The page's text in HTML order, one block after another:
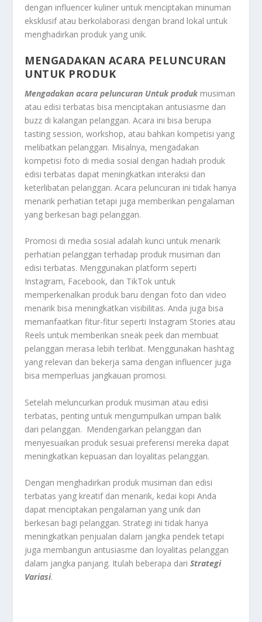
dengan influencer kuliner untuk menciptakan minuman
eksklusif atau berkolaborasi dengan brand lokal untuk
menghadirkan produk yang unik.
MENGADAKAN ACARA PELUNCURAN
UNTUK PRODUK
Mengadakan acara peluncuran Untuk produkmusiman
atau edisi terbatas bisa menciptakan antusiasme dan
buzz di kalangan pelanggan. Acara ini bisa berupa
tasting session, workshop, atau bahkan kompetisi yang
melibatkan pelanggan. Misalnya, mengadakan
kompetisi foto di media sosial dengan hadiah produk
edisi terbatas dapat meningkatkan interaksi dan
keterlibatan pelanggan. Acara peluncuran ini tidak hanya
menarik perhatian tetapi juga memberikan pengalaman
yang berkesan bagi pelanggan.
Promosi di media sosial adalah kunci untuk menarik
perhatian pelanggan terhadap produk musiman dan
edisi terbatas. Menggunakan platform seperti
Instagram, Facebook, dan TikTok untuk
memperkenalkan produk baru dengan foto dan video
menarik bisa meningkatkan visibilitas. Anda juga bisa
memanfaatkan fitur-fitur seperti Instagram Stories atau
Reels untuk memberikan sneak peek dan membuat
pelanggan merasa lebih terlibat. Menggunakan hashtag
yang relevan dan bekerja sama dengan influencer juga
bisa memperluas jangkauan promosi.
Setelah meluncurkan produk musiman atau edisi
terbatas, penting untuk mengumpulkan umpan balik
dari pelanggan. Mendengarkan pelanggan dan
menyesuaikan produk sesuai preferensi mereka dapat
meningkatkan kepuasan dan loyalitas pelanggan.
Dengan menghadirkan produk musiman dan edisi
terbatas yang kreatif dan menarik, kedai kopi Anda
dapat menciptakan pengalaman yang unik dan
berkesan bagi pelanggan. Strategi ini tidak hanya
meningkatkan penjualan dalam jangka pendek tetapi
juga membangun antusiasme dan loyalitas pelanggan
dalam jangka panjang. Itulah beberapa dariStrategi
Variasi.